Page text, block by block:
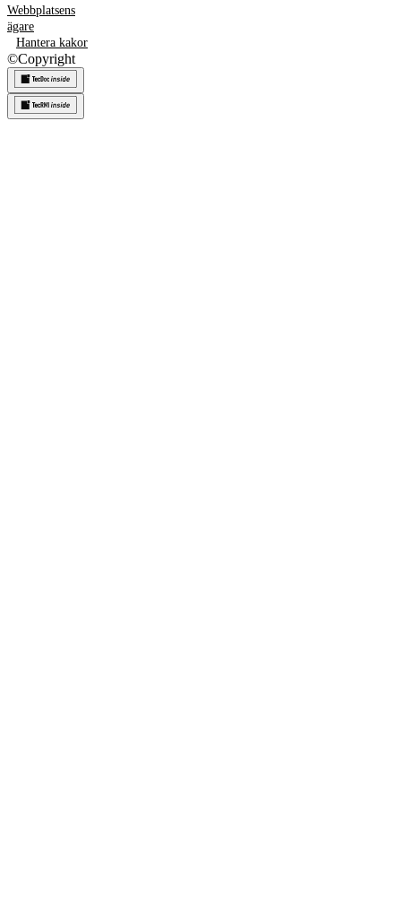
Webbplatsens
ägare
Hantera kakor
©Copyright